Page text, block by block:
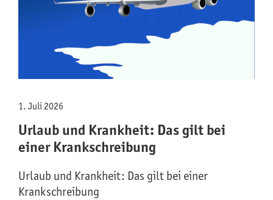
1. Juli 2026
Urlaub und Krankheit: Das gilt bei
einer Krankschreibung
Urlaub und Krankheit: Das gilt bei einer
Krankschreibung